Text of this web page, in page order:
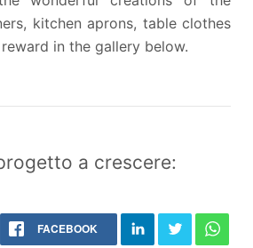
kitchen aprons, table clothes
in the gallery below.
a crescere:
FACEBOOK